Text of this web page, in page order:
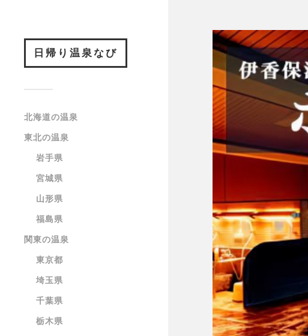
日帰り温泉なび
北海道の温泉
東北の温泉
岩手県
宮城県
山形県
福島県
関東の温泉
東京都
埼玉県
千葉県
栃木県